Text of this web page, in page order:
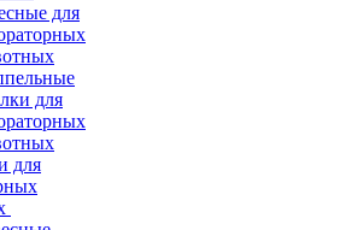
для
для
для